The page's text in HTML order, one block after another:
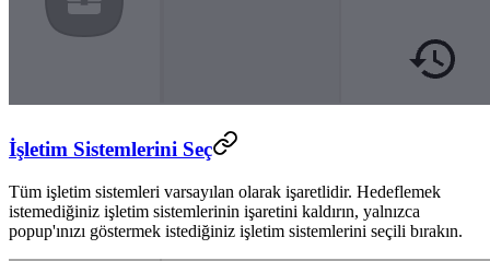
İşletim Sistemlerini Seç
Tüm işletim sistemleri varsayılan olarak işaretlidir. Hedeflemek
istemediğiniz işletim sistemlerinin işaretini kaldırın, yalnızca
popup'ınızı göstermek istediğiniz işletim sistemlerini seçili bırakın.